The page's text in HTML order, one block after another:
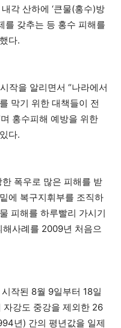
각 산하에 ‘큰물(홍수)방
를 갖추는 등 홍수 피해를
다.
작을 알리면서 “나라에서
막기 위한 대책들이 전
홍수피해 예방을 위한
다.
폭우로 많은 피해를 받
에 복구지휘부를 조직하
피해를 하루빨리 가시기
해사례를 2009년 처음으
작된 8월 9일부터 18일
강도 중강을 제외한 26
년) 간의 평년값을 일제